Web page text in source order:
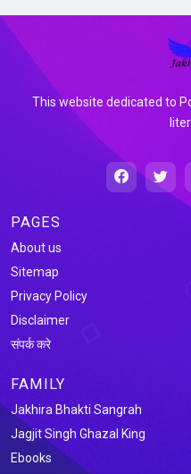
This website dedicated to
PAGES
About us
Sitemap
Privacy Policy
Disclaimer
संपर्क करे
FAMILY
Jakhira Bhakti Sangrah
Jagjit Singh Ghazal King
Ebooks